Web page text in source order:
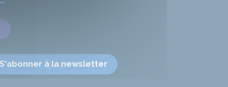
Facebook
S'abonner à la newsletter